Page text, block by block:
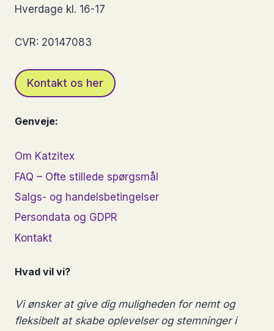
Hverdage kl. 16-17
CVR: 20147083
Kontakt os her
Genveje:
Om Katzitex
FAQ – Ofte stillede spørgsmål
Salgs- og handelsbetingelser
Persondata og GDPR
Kontakt
Hvad vil vi?
Vi ønsker at give dig muligheden for nemt og
fleksibelt at skabe oplevelser og stemninger i